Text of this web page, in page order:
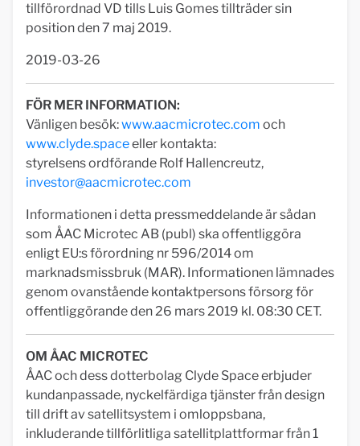
tillförordnad VD tills Luis Gomes tillträder sin
position den 7 maj 2019.
2019-03-26
FÖR MER INFORMATION:
Vänligen besök:www.aacmicrotec.com och
www.clyde.spaceeller kontakta:
styrelsens ordförande Rolf Hallencreutz,
investor@aacmicrotec.com
Informationen i detta pressmeddelande är sådan
som ÅAC Microtec AB (publ) ska offentliggöra
enligt EU:s förordning nr 596/2014 om
marknadsmissbruk (MAR). Informationen lämnades
genom ovanstående kontaktpersons försorg för
offentliggörande den 26 mars 2019 kl. 08:30 CET.
OM ÅAC MICROTEC
ÅAC och dess dotterbolag Clyde Space erbjuder
kundanpassade, nyckelfärdiga tjänster från design
till drift av satellitsystem i omloppsbana,
inkluderande tillförlitliga satellitplattformar från 1